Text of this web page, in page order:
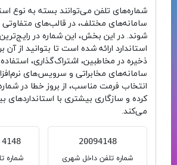
شماره‌های تلفن می‌توانند بسته به نوع
سامانه‌های مختلف، در قالب‌های
شوند. در این بخش، این شماره در
استاندارد ارائه شده است تا بتوانید از آن
ذخیره در مخاطبین، اشتراک‌گذاری،
سامانه‌های مخابراتی و سرویس‌های
انتخاب فرمت مناسب، از بروز خطا در
کرده و سازگاری بیشتری با استانداردهای
می‌کند.
20094148
شماره تلفن داخل شهری شماره